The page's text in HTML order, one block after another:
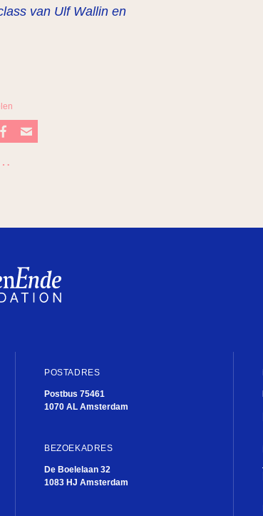
van Ulf Wallin en
POSTADRES
Postbus 75461
1070 AL Amsterdam
BEZOEKADRES
De Boelelaan 32
1083 HJ Amsterdam